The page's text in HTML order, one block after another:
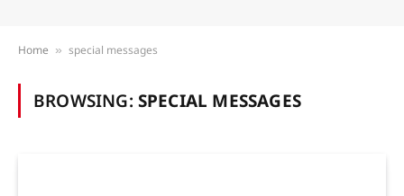
Home » special messages
BROWSING: SPECIAL MESSAGES